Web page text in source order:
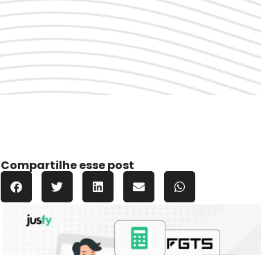
Compartilhe esse post